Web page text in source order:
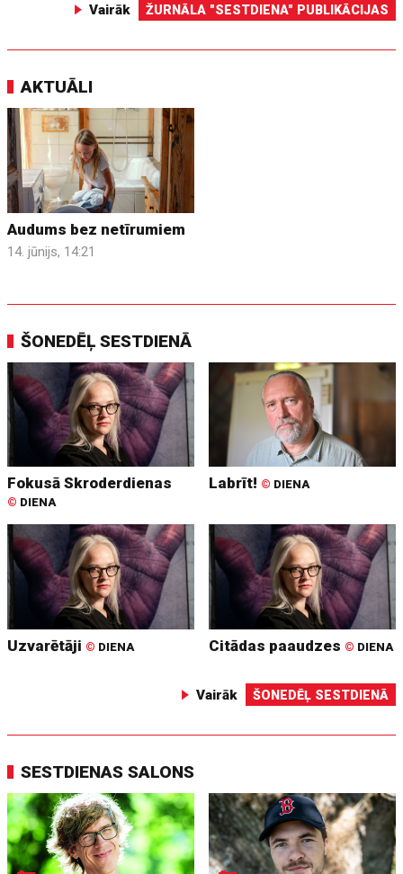
Vairāk ŽURNĀLA "SESTDIENA" PUBLIKĀCIJAS
AKTUĀLI
Audums bez netīrumiem
14. jūnijs, 14:21
ŠONEDĒĻ SESTDIENĀ
Fokusā Skroderdienas
© DIENA
Labrīt! © DIENA
Uzvarētāji © DIENA Citādas paaudzes © DIENA
Vairāk ŠONEDĒĻ SESTDIENĀ
SESTDIENAS SALONS